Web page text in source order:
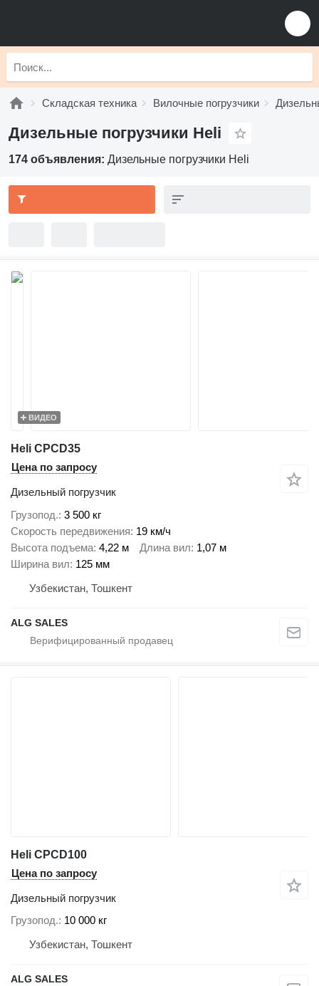
Складская техника Вилочные погрузчики
Дизельные погрузчики Heli
174 объявления: Дизельные погрузчики Heli
ВИДЕО
Heli CPCD35
Цена по запросу
Дизельный погрузчик
Грузопод. 3 500 кг
Скорость передвижения 19 км/ч
Высота подъема 4,22 м Длина вил 1,07 м
Ширина вил 125 мм
Узбекистан, Тошкент
ALG SALES
Heli CPCD100
Цена по запросу
Дизельный погрузчик
Грузопод. 10 000 кг
Узбекистан, Тошкент
ALG SALES